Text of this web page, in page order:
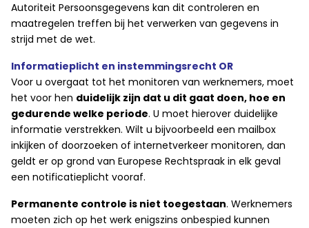
Autoriteit Persoonsgegevens kan dit controleren en
maatregelen treffen bij het verwerken van gegevens in
strijd met de wet.
Informatieplicht en instemmingsrecht OR
Voor u overgaat tot het monitoren van werknemers, moet
het voor hen duidelijk zijn dat u dit gaat doen, hoe en
gedurende welke periode. U moet hierover duidelijke
informatie verstrekken. Wilt u bijvoorbeeld een mailbox
inkijken of doorzoeken of internetverkeer monitoren, dan
geldt er op grond van Europese Rechtspraak in elk geval
een notificatieplicht vooraf.
Permanente controle is niet toegestaan. Werknemers
moeten zich op het werk enigszins onbespied kunnen